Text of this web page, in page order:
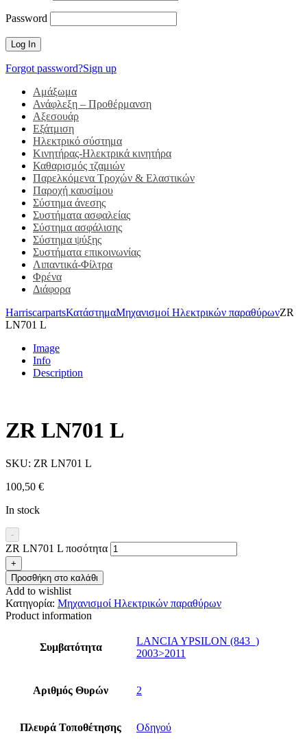
Password
Forgot password?Sign up
Αμάξωμα
Ανάφλεξη – Προθέρμανση
Αξεσουάρ
Εξάτμιση
Ηλεκτρικό σύστημα
Κινητήρας-Ηλεκτρικά κινητήρα
Καθαρισμός τζαμιών
Παρελκόμενα Τροχών & Ελαστικών
Παροχή καυσίμου
Σύστημα άνεσης
Συστήματα ασφαλείας
Σύστημα ασφάλισης
Σύστημα ψύξης
Συστήματα επικοινωνίας
Λιπαντικά-Φίλτρα
Φρένα
Διάφορα
HarriscarpartsΚατάστημαΜηχανισμοί Ηλεκτρικών παραθύρωνZR
LN701 L
Image
Info
Description
ZR LN701 L
SKU: ZR LN701 L
100,50 €
In stock
-
ZR LN701 L ποσότητα
+
Προσθήκη στο καλάθι
Add to wishlist
Κατηγορία: Μηχανισμοί Ηλεκτρικών παραθύρων
Product information
Συμβατότητα
LANCIA YPSILON (843_)
2003>2011
Αριθμός Θυρών 2
Πλευρά Τοποθέτησης Οδηγού